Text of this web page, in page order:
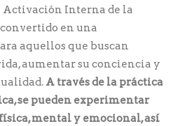
Activación Interna de la
en una
aquellos que buscan
aumentar su conciencia y
A través de la práctica
se pueden experimentar
mental y emocional, así